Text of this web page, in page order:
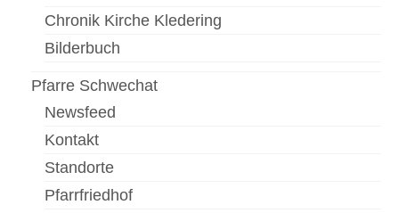
Dreifaltigkeitsnews
Impressum
Chronik Kirche Kledering
Bilderbuch
Pfarre Schwechat
Newsfeed
Kontakt
Standorte
Pfarrfriedhof